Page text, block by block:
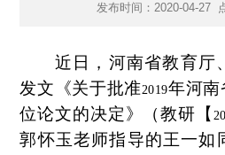
发布时间：2020-04-27
近日，河南省教育厅
发文《关于批准2019年河南
位论文的决定》（教研【
郭怀玉老师指导的王一如